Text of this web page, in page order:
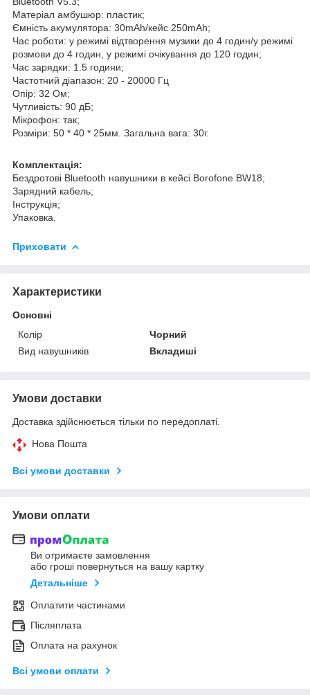
Матеріал амбушюр: пластик;
Ємність акумулятора: 30mAh/кейс 250mAh;
Час роботи: у режимі відтворення музики до 4 годин/у режимі
розмови до 4 годин, у режимі очікування до 120 годин;
Час зарядки: 1.5 години;
Частотний діапазон: 20 - 20000 Гц
Опір: 32 Ом;
Чутливість: 90 дБ;
Мікрофон: так;
Розміри: 50 * 40 * 25мм. Загальна вага: 30г.
Комплектація:
Бездротові Bluetooth навушники в кейсі Borofone BW18;
Зарядний кабель;
Інструкція;
Упаковка.
Приховати
Характеристики
Основні
Колір
Чорний
Вид навушників
Вкладиші
Умови доставки
Доставка здійснюється тільки по передоплаті.
Нова Пошта
Всі умови доставки
Умови оплати
Ви отримаєте замовлення
або гроші повернуться на вашу картку
Детальніше
Оплатити частинами
Післяплата
Оплата на рахунок
Всі умови оплати